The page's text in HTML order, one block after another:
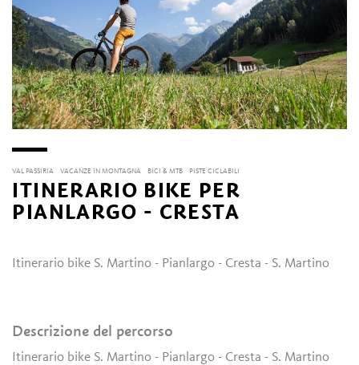
VAL PASSIRIA VACANZE IN MONTAGNA BICI & MTB PISTE CICLABILI
ITINERARIO BIKE PER
PIANLARGO - CRESTA
Itinerario bike S. Martino - Pianlargo - Cresta - S. Martino
Descrizione del percorso
Itinerario bike S. Martino - Pianlargo - Cresta - S. Martino